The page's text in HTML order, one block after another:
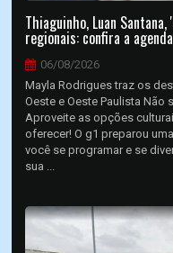
Thiaguinho, Luan
regionais: confira a
06/08/2026
Mayla Rodrigues traz os
Oeste e Oeste Paulista Não
Aproveite as opções
oferecer! O g1 preparou
você se programar e se
sua ...